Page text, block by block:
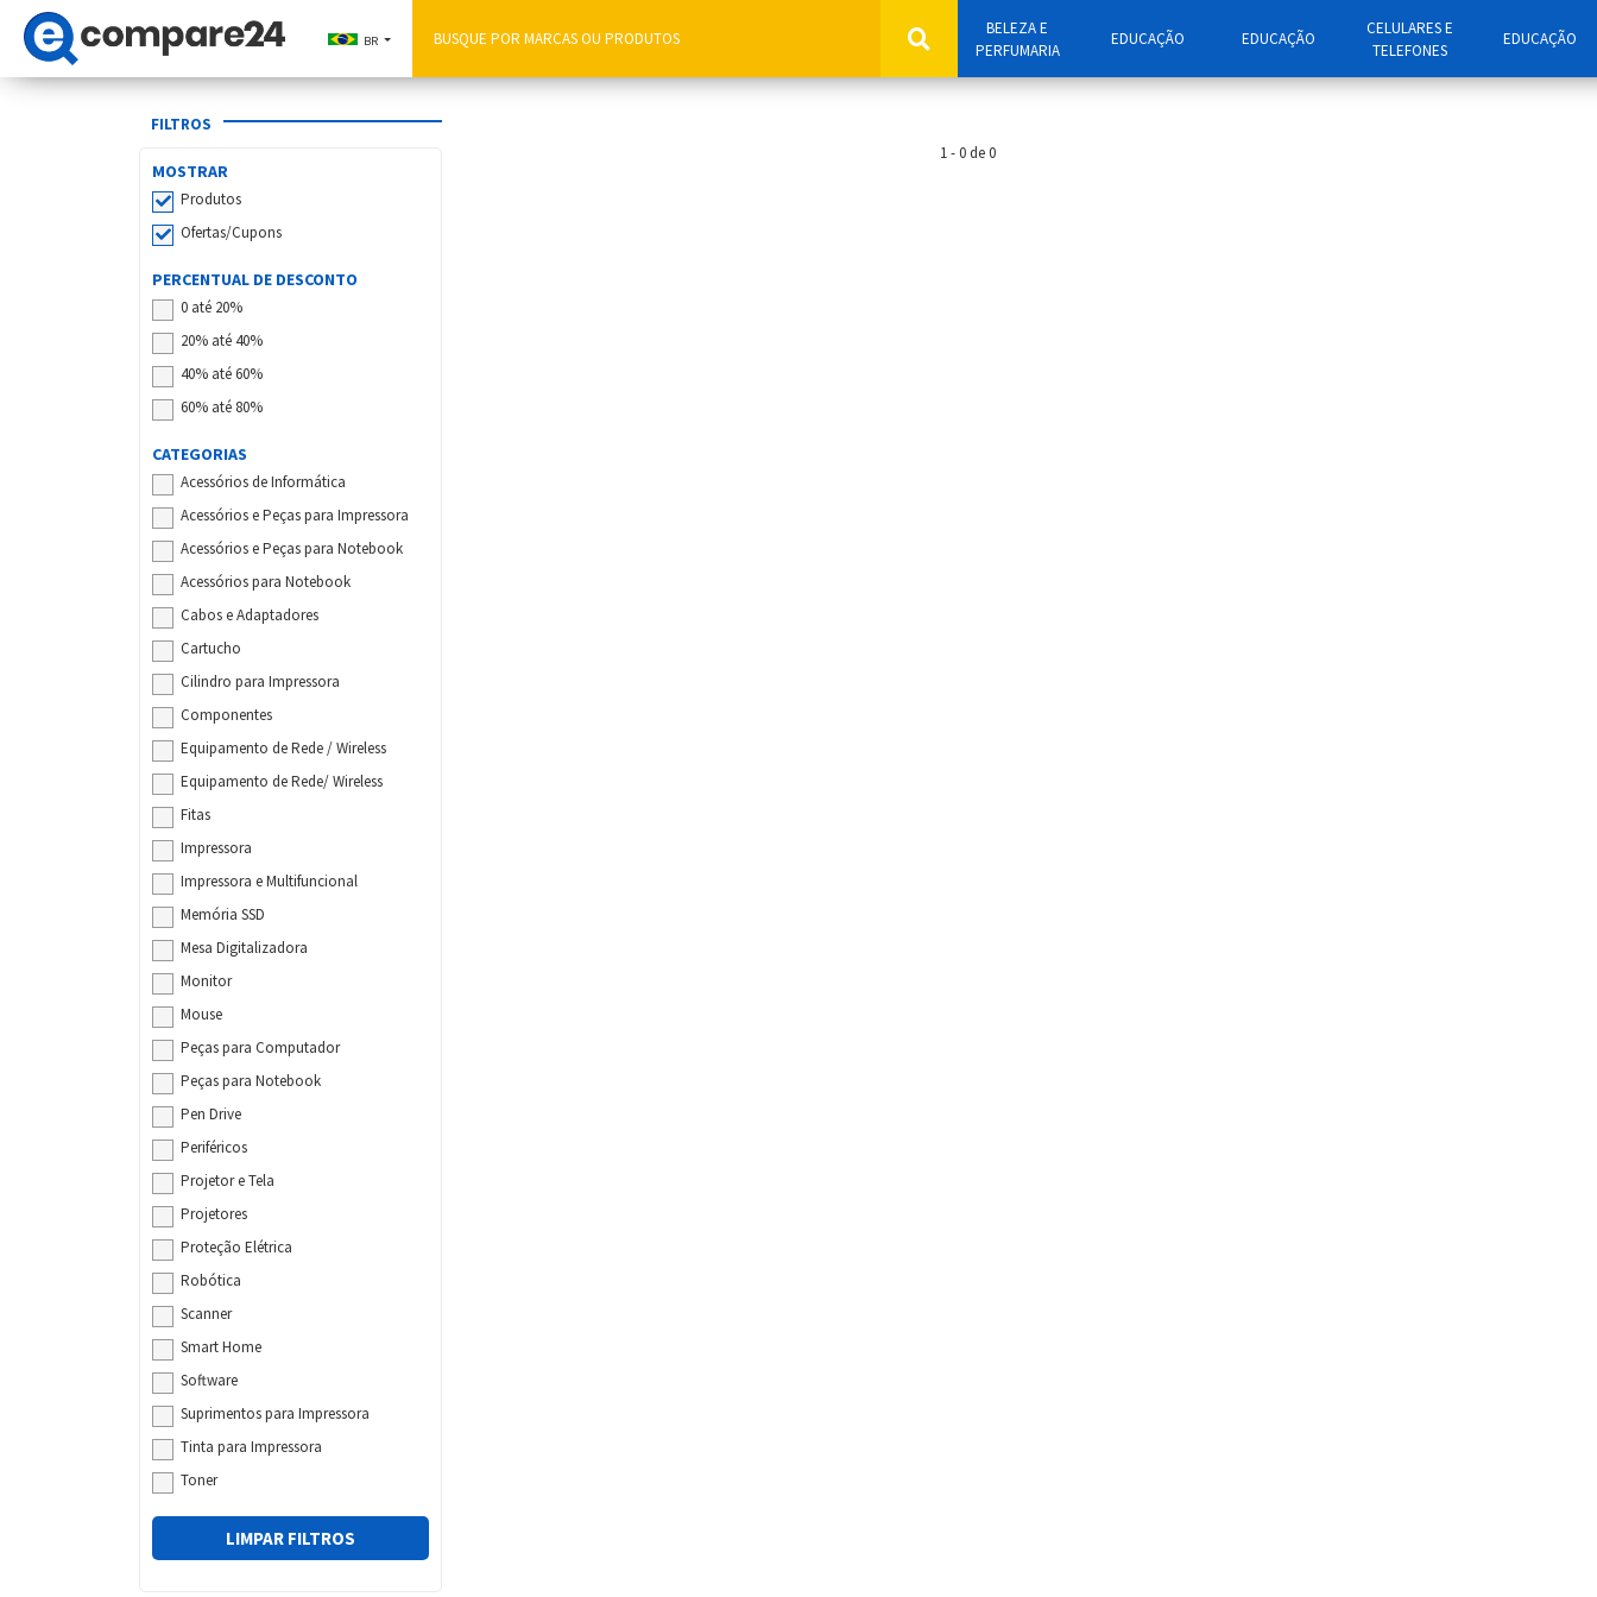
BELEZA E
PERFUMARIA
EDUCAÇÃO EDUCAÇÃO
CELULARES E
TELEFONES
EDUCAÇÃO
BR
FILTROS
MOSTRAR
Produtos
Ofertas/Cupons
PERCENTUAL DE DESCONTO
0 até 20%
20% até 40%
40% até 60%
60% até 80%
CATEGORIAS
Acessórios de Informática
Acessórios e Peças para Impressora
Acessórios e Peças para Notebook
Acessórios para Notebook
Cabos e Adaptadores
Cartucho
Cilindro para Impressora
Componentes
Equipamento de Rede / Wireless
Equipamento de Rede/ Wireless
Fitas
Impressora
Impressora e Multifuncional
Memória SSD
Mesa Digitalizadora
Monitor
Mouse
Peças para Computador
Peças para Notebook
Pen Drive
Periféricos
Projetor e Tela
Projetores
Proteção Elétrica
Robótica
Scanner
Smart Home
Software
Suprimentos para Impressora
Tinta para Impressora
Toner
LIMPAR FILTROS
1 - 0 de 0